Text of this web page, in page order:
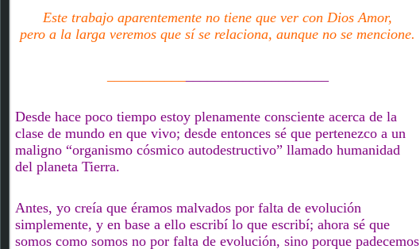
Este trabajo aparentemente no tiene que ver con Dios Amor,
pero a la larga veremos que sí se relaciona, aunque no se mencione.
Desde hace poco tiempo estoy plenamente consciente acerca de la
clase de mundo en que vivo; desde entonces sé que pertenezco a un
maligno “organismo cósmico autodestructivo” llamado humanidad
del planeta Tierra.
Antes, yo creía que éramos malvados por falta de evolución
simplemente, y en base a ello escribí lo que escribí; ahora sé que
somos como somos no por falta de evolución, sino porque padecemos